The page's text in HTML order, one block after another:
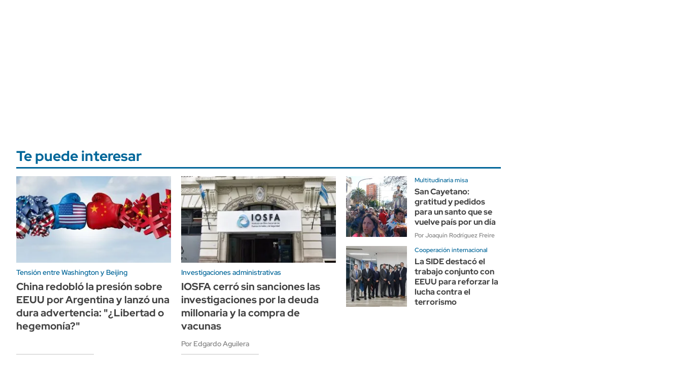
Te puede interesar
Tensión entre Washington y Beijing
China redobló la presión sobre
EEUU por Argentina y lanzó una
dura advertencia: "¿Libertad o
hegemonía?"
Investigaciones administrativas
IOSFA cerró sin sanciones las
investigaciones por la deuda
millonaria y la compra de
vacunas
Por Edgardo Aguilera
Multitudinaria misa
San Cayetano:
gratitud y pedidos
para un santo que se
vuelve país por un día
Por Joaquín Rodríguez Freire
Cooperación internacional
La SIDE destacó el
trabajo conjunto con
EEUU para reforzar la
lucha contra el
terrorismo